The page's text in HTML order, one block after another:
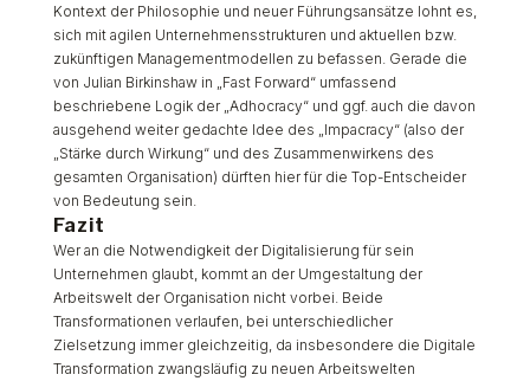
Kontext der Philosophie und neuer Führungsansätze lohnt es,
sich mit agilen Unternehmensstrukturen und aktuellen bzw.
zukünftigen Managementmodellen zu befassen. Gerade die
von Julian Birkinshaw in „Fast Forward“ umfassend
beschriebene Logik der „Adhocracy“ und ggf. auch die davon
ausgehend weiter gedachte Idee des „Impacracy“ (also der
„Stärke durch Wirkung“ und des Zusammenwirkens des
gesamten Organisation) dürften hier für die Top-Entscheider
von Bedeutung sein.
Fazit
Wer an die Notwendigkeit der Digitalisierung für sein
Unternehmen glaubt, kommt an der Umgestaltung der
Arbeitswelt der Organisation nicht vorbei. Beide
Transformationen verlaufen, bei unterschiedlicher
Zielsetzung immer gleichzeitig, da insbesondere die Digitale
Transformation zwangsläufig zu neuen Arbeitswelten